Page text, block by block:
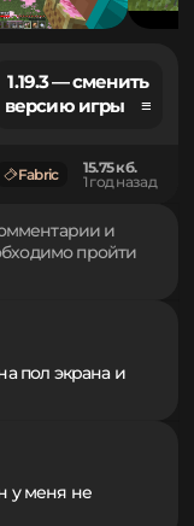
1 год назад
комментарии и
пол экрана и